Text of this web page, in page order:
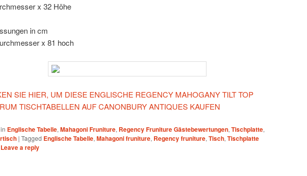
x 32 Höhe
in cm
x 81 hoch
SIE HIER, UM DIESE ENGLISCHE REGENCY MAHOGANY TILT TOP
TISCHTABELLEN AUF CANONBURY ANTIQUES KAUFEN
Englische Tabelle, Mahagoni Fruniture, Regency Fruniture Gästebewertungen, Tischplatte,
| Tagged Englische Tabelle, Mahagoni fruniture, Regency fruniture, Tisch, Tischplatte
Leave a reply